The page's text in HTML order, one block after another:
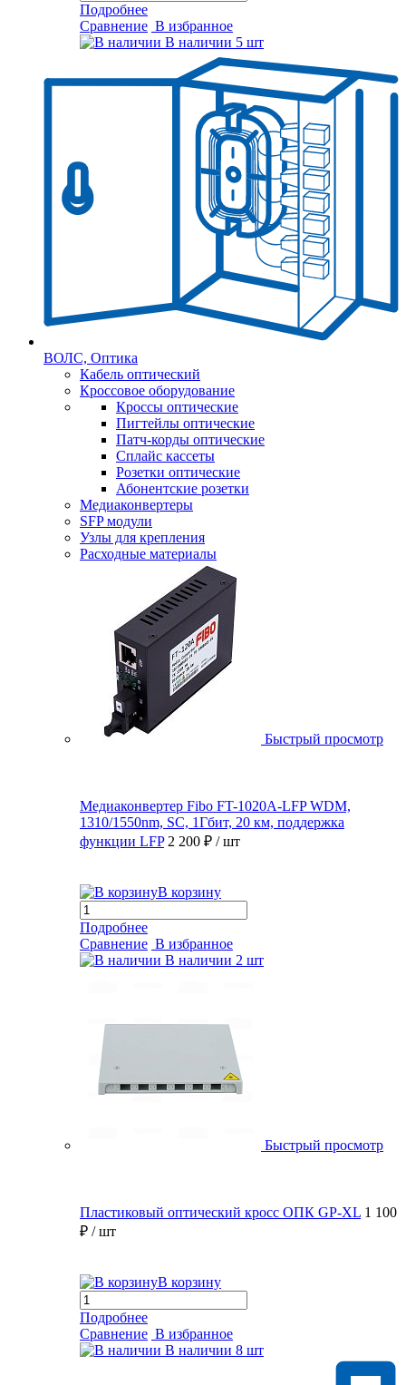
Подробнее
Сравнение В избранное
В наличии 5 шт
ВОЛС, Оптика
Кабель оптический
Кроссовое оборудование
Кроссы оптические
Пигтейлы оптические
Патч-корды оптические
Сплайс кассеты
Розетки оптические
Абонентские розетки
Медиаконвертеры
SFP модули
Узлы для крепления
Расходные материалы
Быстрый просмотр
Медиаконвертер Fibo FT-1020A-LFP WDM,
1310/1550nm, SC, 1Гбит, 20 км, поддержка
функции LFP 2 200 ₽ / шт
В корзину
Подробнее
Сравнение В избранное
В наличии 2 шт
Быстрый просмотр
Пластиковый оптический кросс ОПК GP-XL 1 100
₽ / шт
В корзину
Подробнее
Сравнение В избранное
В наличии 8 шт